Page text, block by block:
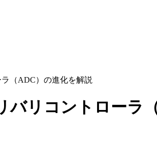
（ADC）の進化を解説
バリコントローラ